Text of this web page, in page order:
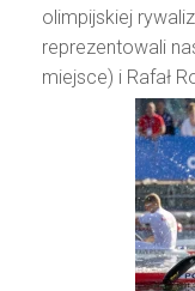
olimpijskiej
reprezentowali
miejsce) i Rafał